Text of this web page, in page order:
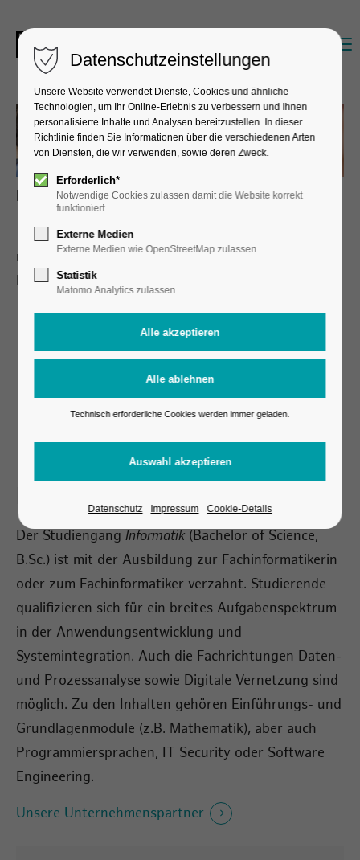
B.Sc. Informatik
mit Ausbildung zur Fachinformatikerin oder zum
Fachinformatiker
Jetzt Unternehmenspartner finden!
Der Studiengang Informatik (Bachelor of Science,
B.Sc.) ist mit der Ausbildung zur Fachinformatikerin
oder zum Fachinformatiker verzahnt. Studierende
qualifizieren sich für ein breites Aufgabenspektrum
in der Anwendungsentwicklung und
Systemintegration. Auch die Fachrichtungen Daten-
und Prozessanalyse sowie Digitale Vernetzung sind
möglich. Zu den Inhalten gehören Einführungs- und
Grundlagenmodule (z.B. Mathematik), aber auch
Programmiersprachen, IT Security oder Software
Engineering.
Unsere Unternehmenspartner
Datenschutzeinstellungen
Unsere Website verwendet Dienste, Cookies und ähnliche
Technologien, um Ihr Online-Erlebnis zu verbessern und Ihnen
personalisierte Inhalte und Analysen bereitzustellen. In dieser
Richtlinie finden Sie Informationen über die verschiedenen Arten
von Diensten, die wir verwenden, sowie deren Zweck.
Erforderlich*
Notwendige Cookies zulassen damit die Website korrekt
funktioniert
Externe Medien
Externe Medien wie OpenStreetMap zulassen
Statistik
Matomo Analytics zulassen
Technisch erforderliche Cookies werden immer geladen.
Datenschutz Impressum Cookie-Details